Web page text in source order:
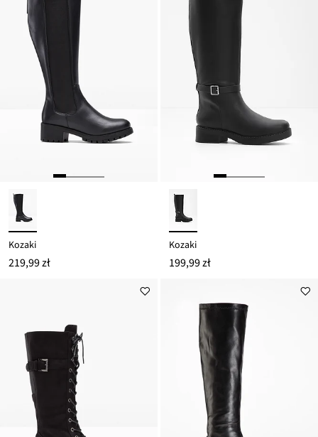
Kozaki
219,99 zł
Kozaki
199,99 zł